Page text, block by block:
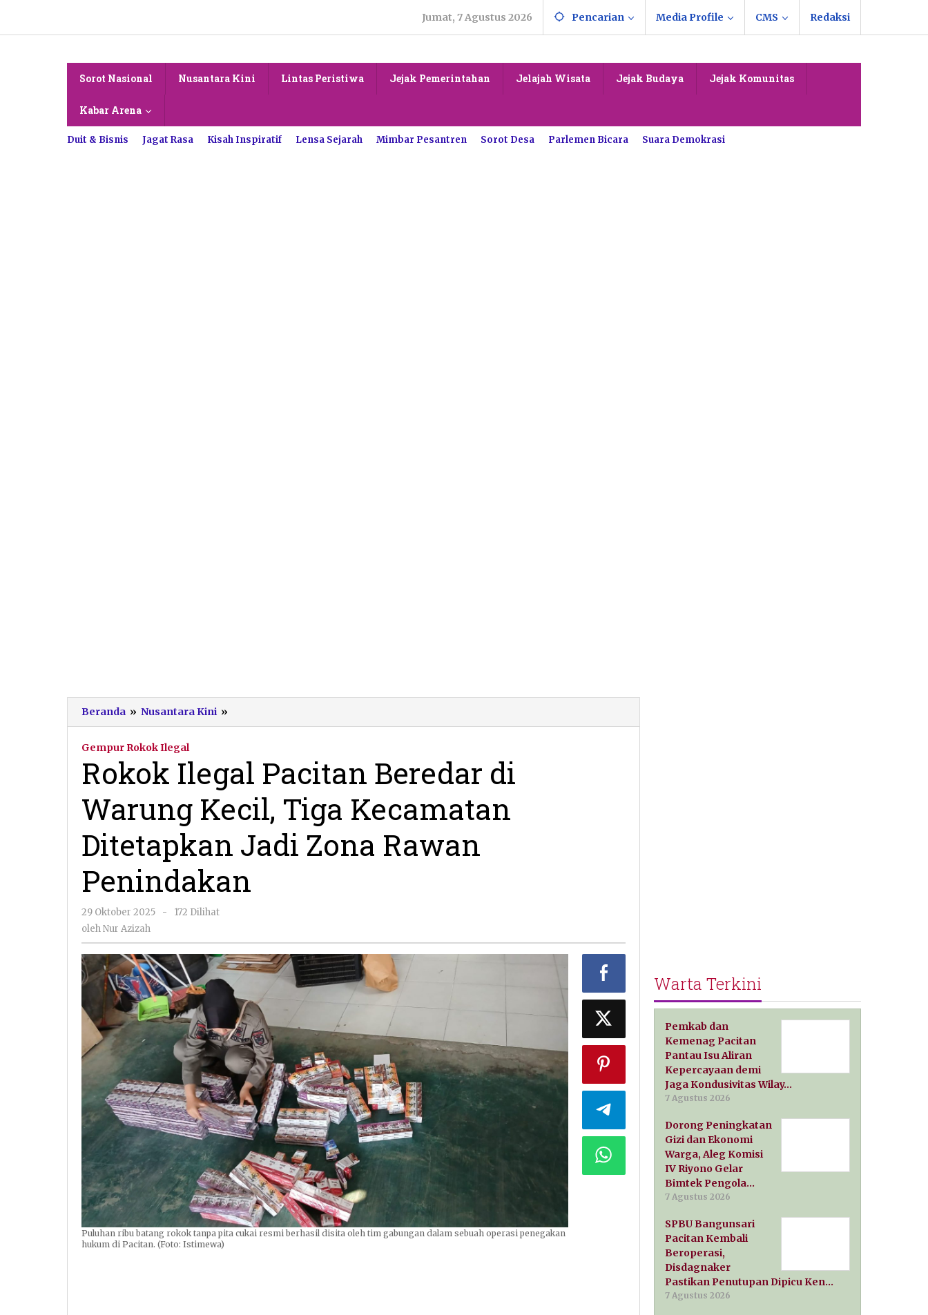
konten
Jumat, 7 Agustus 2026 Pencarian Media Profile CMS Redaksi
Sorot Nasional Nusantara Kini Lintas Peristiwa Jejak Pemerintahan Jelajah Wisata Jejak Budaya Jejak Komunitas
Kabar Arena
Duit & Bisnis Jagat Rasa Kisah Inspiratif Lensa Sejarah Mimbar Pesantren Sorot Desa Parlemen Bicara Suara Demokrasi
Beranda » Nusantara Kini »
Ilegal
di
Warung
Kecil,
Tiga
Kecamatan
Ditetapkan
Jadi
Rawan
Gempur Rokok Ilegal
Rokok Ilegal Pacitan Beredar di
Warung Kecil, Tiga Kecamatan
Ditetapkan Jadi Zona Rawan
Penindakan
29 Oktober 2025
oleh
-
172 Dilihat
olehNur Azizah
Puluhan ribu batang rokok tanpa pita cukai resmi berhasil disita oleh tim gabungan dalam sebuah operasi penegakan
hukum di Pacitan. (Foto: Istimewa)
Warta Terkini
Pemkab dan
Kemenag Pacitan
Pantau Isu Aliran
Kepercayaan demi
Jaga Kondusivitas Wilay…
7 Agustus 2026
Dorong Peningkatan
Gizi dan Ekonomi
Warga, Aleg Komisi
IV Riyono Gelar
Bimtek Pengola…
7 Agustus 2026
SPBU Bangunsari
Pacitan Kembali
Beroperasi,
Disdagnaker
Pastikan Penutupan Dipicu Ken…
7 Agustus 2026